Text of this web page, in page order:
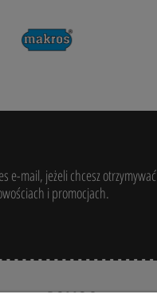
e-mail, jeżeli chcesz otrzymywać
i promocjach.
POMOC